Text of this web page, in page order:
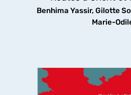
Benhima Yassir, Gilotte
Marie-
découvrir